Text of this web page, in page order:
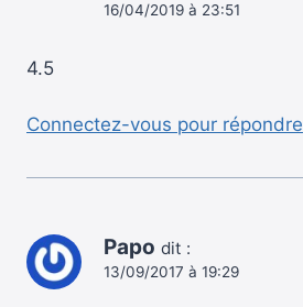
16/04/2019 à 23:51
4.5
Connectez-vous pour répondre
Papo dit :
13/09/2017 à 19:29